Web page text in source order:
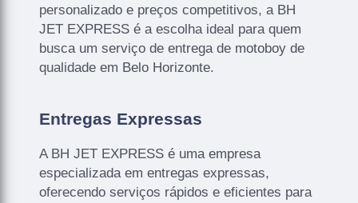
personalizado e preços competitivos, a BH
JET EXPRESS é a escolha ideal para quem
busca um serviço de entrega de motoboy de
qualidade em Belo Horizonte.
Entregas Expressas
A BH JET EXPRESS é uma empresa
especializada em entregas expressas,
oferecendo serviços rápidos e eficientes para